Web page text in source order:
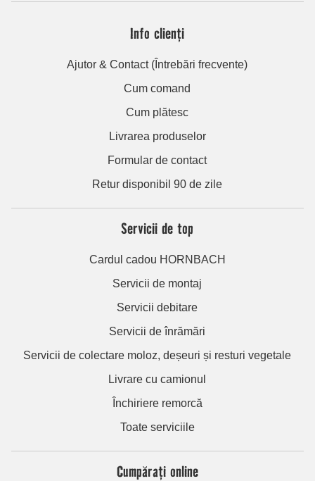
Info clienți
Ajutor & Contact (Întrebări frecvente)
Cum comand
Cum plătesc
Livrarea produselor
Formular de contact
Retur disponibil 90 de zile
Servicii de top
Cardul cadou HORNBACH
Servicii de montaj
Servicii debitare
Servicii de înrămări
Servicii de colectare moloz, deșeuri și resturi vegetale
Livrare cu camionul
Închiriere remorcă
Toate serviciile
Cumpărați online